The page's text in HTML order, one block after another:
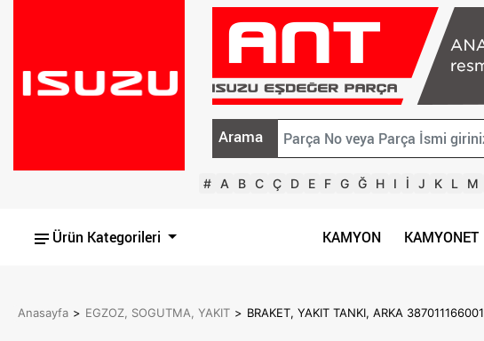
Arama
# A B C Ç D E F G Ğ H I İ J K L M
Ürün Kategorileri KAMYON KAMYONET
Anasayfa > EGZOZ, SOGUTMA, YAKIT > BRAKET, YAKIT TANKI, ARKA 387011166001